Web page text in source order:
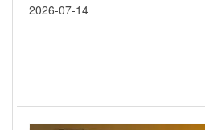
2026-07-14